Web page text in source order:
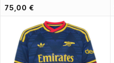
75,00 €